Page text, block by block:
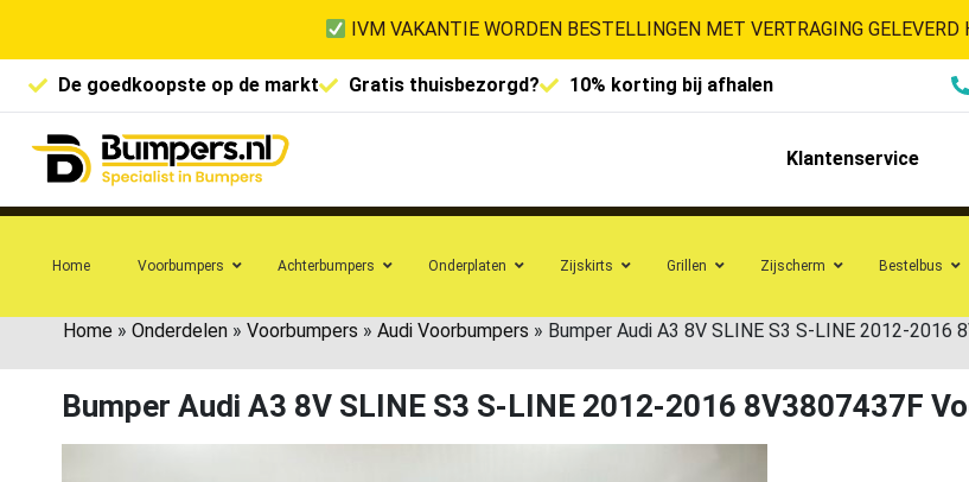
IVM VAKANTIE WORDEN BESTELLINGEN MET VERTRAGING
De goedkoopste op de markt Gratis thuisbezorgd? 10% korting bij afhalen
Klantenservice
Home Voorbumpers Achterbumpers Onderplaten Zijskirts Grillen Zijscherm Bestelbus
Home » Onderdelen » Voorbumpers » Audi Voorbumpers » Bumper Audi A3 8V SLINE S3 S-LINE 2012-2016
Bumper Audi A3 8V SLINE S3 S-LINE 2012-2016 8V3807437F